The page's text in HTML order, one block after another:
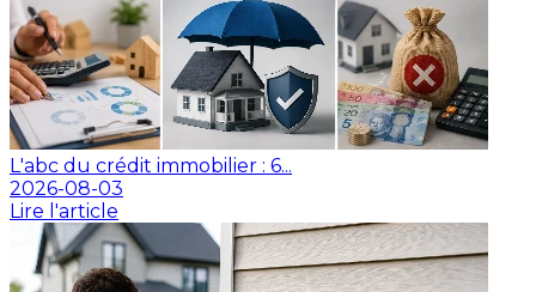
L'abc du crédit immobilier : 6...
2026-08-03
Lire l'article